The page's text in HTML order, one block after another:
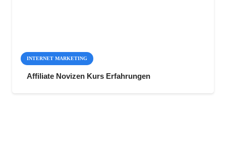
INTERNET MARKETING
Affiliate Novizen Kurs Erfahrungen